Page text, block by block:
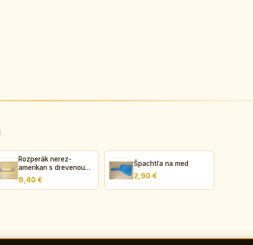
Rozperák nerez-
amerikan s drevenou
rúčkou
9,40 €
Špachtľa na med
2,90 €